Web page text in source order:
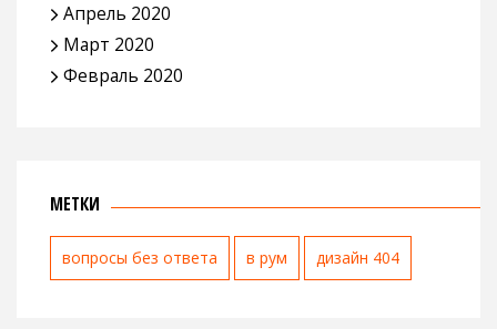
Апрель 2020
Март 2020
Февраль 2020
МЕТКИ
вопросы без ответа в рум дизайн 404